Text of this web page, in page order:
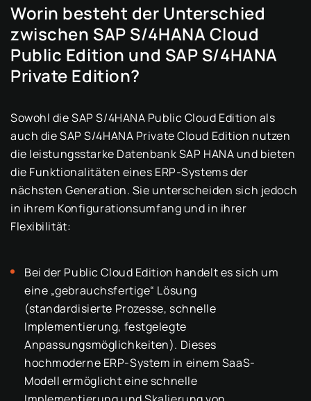
Worin besteht der Unterschied
zwischen SAP S/4HANA Cloud
Public Edition und SAP S/4HANA
Private Edition?
Sowohl die SAP S/4HANA Public Cloud Edition als
auch die SAP S/4HANA Private Cloud Edition nutzen
die leistungsstarke Datenbank SAP HANA und bieten
die Funktionalitäten eines ERP-Systems der
nächsten Generation. Sie unterscheiden sich jedoch
in ihrem Konfigurationsumfang und in ihrer
Flexibilität:
Bei der Public Cloud Edition handelt es sich um
eine „gebrauchsfertige“ Lösung
(standardisierte Prozesse, schnelle
Implementierung, festgelegte
Anpassungsmöglichkeiten). Dieses
hochmoderne ERP-System in einem SaaS-
Modell ermöglicht eine schnelle